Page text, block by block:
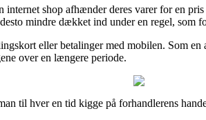
shop afhænder deres varer for en
mindre dækket ind under en regel, som
eller betalinger med mobilen. Som
over en længere periode.
til hver en tid kigge på forhandlerens